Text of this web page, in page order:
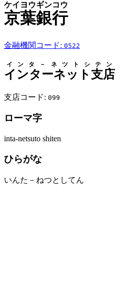
京葉銀行
ケイヨウギンコウ
金融機関コード: 0522
インターネット支店
インタ－ネツトシテン
支店コード: 099
ローマ字
inta-netsuto shiten
ひらがな
いんた－ねつとしてん